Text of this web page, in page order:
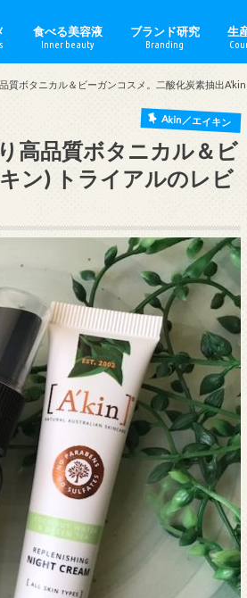
食べる美容液
Inner beauty
ブランド研究
Branding
ガニクス
ン
生
質ボタニカル＆ビーガンコスメ。二酸化炭素抽出
Akin／エイキン
高品質ボタニカル＆ビ
ン) トライアルのレビ